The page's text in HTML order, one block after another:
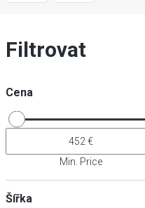
Filtrovat
Cena
Min. Price
Šířka